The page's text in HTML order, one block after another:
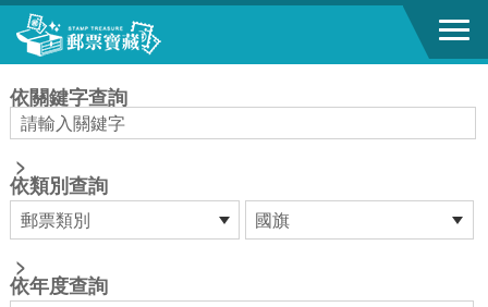
跳到主要內容區塊
依關鍵字查詢
>
依類別查詢
>
依年度查詢